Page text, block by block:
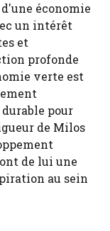
économie
un intérêt
et
profonde
verte est
pour
de Milos
de lui une
au sein